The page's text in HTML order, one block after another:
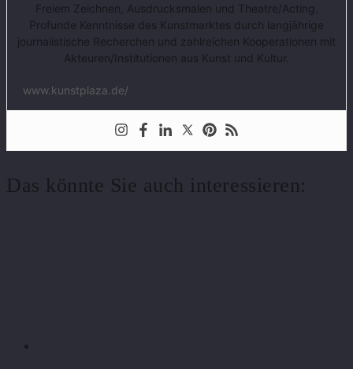
Freiem Zeichnen, Ausdrucksmalen und Theatre/Acting.
Profunde Kenntnisse des Kunstmarktes durch langjährige
journalistische Recherchen und zahlreichen Kooperationen mit
Akteuren/Institutionen aus Kunst und Kultur.
www.kunstplaza.de/
Das könnte Sie auch interessieren: